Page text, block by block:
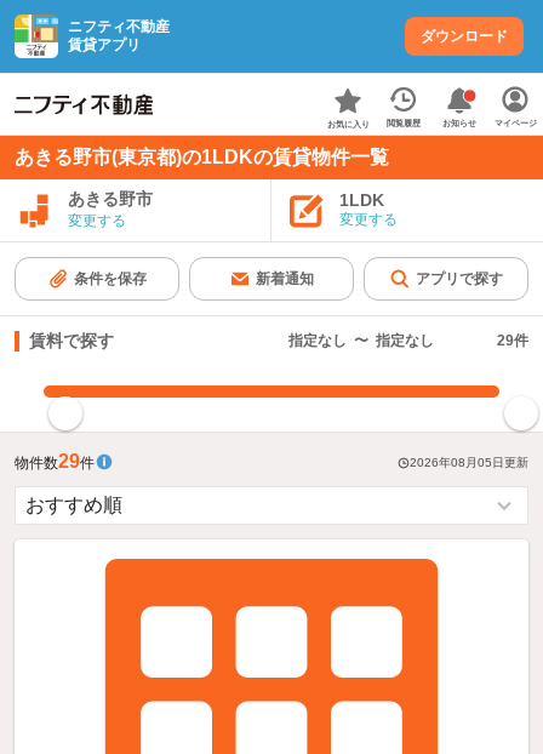
ニフティ不動産
賃貸アプリ
ダウンロード
お気に入り 閲覧履歴 お知らせ マイページ
あきる野市(東京都)の1LDKの賃貸物件一覧
あきる野市
変更する
1LDK
変更する
条件を保存 新着通知 アプリで探す
賃料で探す 指定なし 〜 指定なし 29件
物件数29件 2026年08月05日更新